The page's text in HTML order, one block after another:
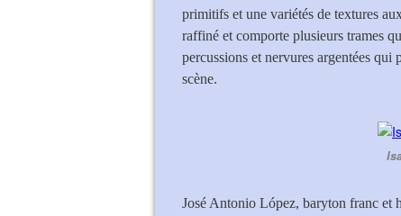
primitifs et une variétés de textures
raffiné et comporte plusieurs trames
percussions et nervures argentées qui
scène.
José Antonio López, baryton franc et